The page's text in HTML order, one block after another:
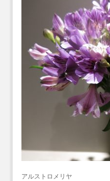
アルストロメリヤ